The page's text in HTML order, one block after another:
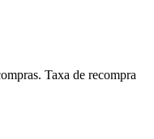
Taxa de recompra